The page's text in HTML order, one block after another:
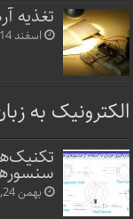
تغذیه
اسفند 14, 1400
الکترونیک به
بهمن 24, 1400